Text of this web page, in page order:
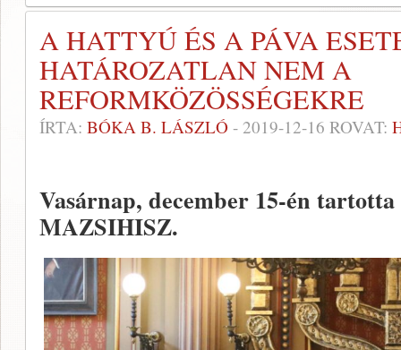
A HATTYÚ ÉS A PÁVA
HATÁROZATLAN NEM A
REFORMKÖZÖSSÉGEKRE
ÍRTA: BÓKA B. LÁSZLÓ - 2019-12-16 ROVAT:
Vasárnap, december 15-én
MAZSIHISZ.